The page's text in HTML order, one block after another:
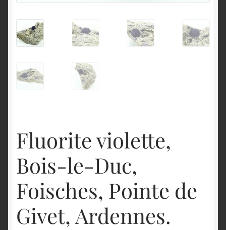
Fluorite violette,
Bois-le-Duc,
Foisches, Pointe de
Givet, Ardennes.